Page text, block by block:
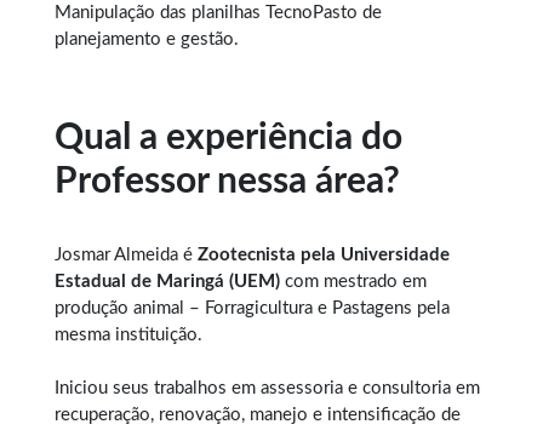
Manipulação das planilhas TecnoPasto de
planejamento e gestão.
Qual a experiência do
Professor nessa área?
Josmar Almeida é Zootecnista pela Universidade
Estadual de Maringá (UEM) com mestrado em
produção animal – Forragicultura e Pastagens pela
mesma instituição.
Iniciou seus trabalhos em assessoria e consultoria em
recuperação, renovação, manejo e intensificação de